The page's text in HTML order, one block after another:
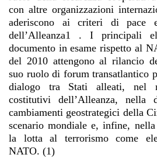
con altre organizzazioni
aderiscono ai criteri di pace
dell’Alleanza1 . I principali
documento in esame rispetto al
del 2010 attengono al rilancio
suo ruolo di forum transatlantico
dialogo tra Stati alleati, nel
costitutivi dell’Alleanza, nella
cambiamenti geostrategici della
scenario mondiale e, infine,
la lotta al terrorismo come
NATO. (1)